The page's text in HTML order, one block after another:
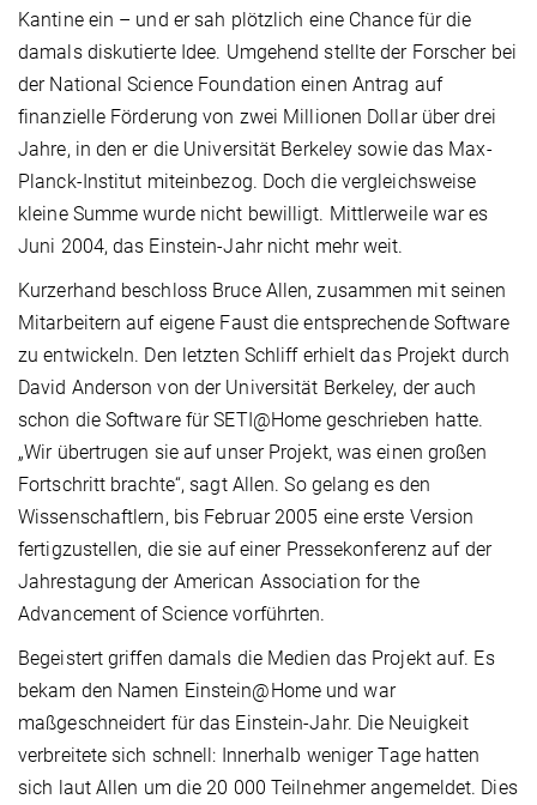
Kantine ein – und er sah plötzlich eine Chance für die
damals diskutierte Idee. Umgehend stellte der Forscher bei
der National Science Foundation einen Antrag auf
finanzielle Förderung von zwei Millionen Dollar über drei
Jahre, in den er die Universität Berkeley sowie das Max-
Planck-Institut miteinbezog. Doch die vergleichsweise
kleine Summe wurde nicht bewilligt. Mittlerweile war es
Juni 2004, das Einstein-Jahr nicht mehr weit.
Kurzerhand beschloss Bruce Allen, zusammen mit seinen
Mitarbeitern auf eigene Faust die entsprechende Software
zu entwickeln. Den letzten Schliff erhielt das Projekt durch
David Anderson von der Universität Berkeley, der auch
schon die Software für SETI@Home geschrieben hatte.
„Wir übertrugen sie auf unser Projekt, was einen großen
Fortschritt brachte“, sagt Allen. So gelang es den
Wissenschaftlern, bis Februar 2005 eine erste Version
fertigzustellen, die sie auf einer Pressekonferenz auf der
Jahrestagung der American Association for the
Advancement of Science vorführten.
Begeistert griffen damals die Medien das Projekt auf. Es
bekam den Namen Einstein@Home und war
maßgeschneidert für das Einstein-Jahr. Die Neuigkeit
verbreitete sich schnell: Innerhalb weniger Tage hatten
sich laut Allen um die 20 000 Teilnehmer angemeldet. Dies